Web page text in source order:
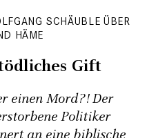
SCHÄUBLE ÜBER
HÄME
Gift
einen Mord?! Der
Politiker